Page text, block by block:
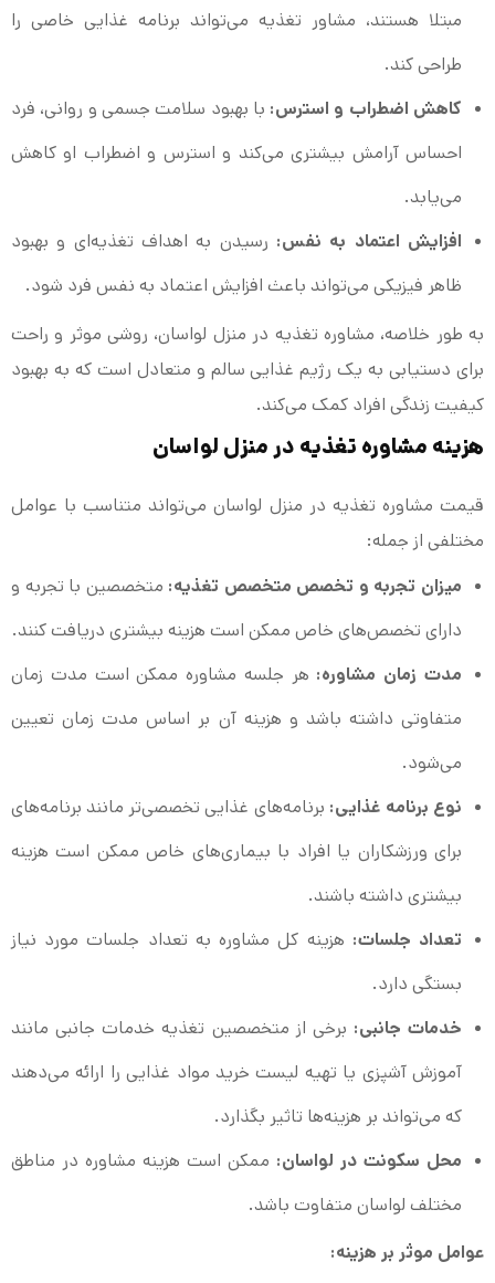
مبتلا هستند، مشاور تغذیه می‌تواند برنامه غذایی خاصی را
طراحی کند.
کاهش اضطراب و استرس:با بهبود سلامت جسمی و روانی، فرد
احساس آرامش بیشتری می‌کند و استرس و اضطراب او کاهش
می‌یابد.
افزایش اعتماد به نفس:رسیدن به اهداف تغذیه‌ای و بهبود
ظاهر فیزیکی می‌تواند باعث افزایش اعتماد به نفس فرد شود.
به طور خلاصه، مشاوره تغذیه در منزل لواسان، روشی موثر و راحت
برای دستیابی به یک رژیم غذایی سالم و متعادل است که به بهبود
کیفیت زندگی افراد کمک می‌کند.
هزینه مشاوره تغذیه در منزل لواسان
قیمت مشاوره تغذیه در منزل لواسان می‌تواند متناسب با عوامل
مختلفی از جمله:
میزان تجربه و تخصص متخصص تغذیه:متخصصین با تجربه و
دارای تخصص‌های خاص ممکن است هزینه بیشتری دریافت کنند.
مدت زمان مشاوره:هر جلسه مشاوره ممکن است مدت زمان
متفاوتی داشته باشد و هزینه آن بر اساس مدت زمان تعیین
می‌شود.
نوع برنامه غذایی:برنامه‌های غذایی تخصصی‌تر مانند برنامه‌های
برای ورزشکاران یا افراد با بیماری‌های خاص ممکن است هزینه
بیشتری داشته باشند.
تعداد جلسات:هزینه کل مشاوره به تعداد جلسات مورد نیاز
بستگی دارد.
خدمات جانبی:برخی از متخصصین تغذیه خدمات جانبی مانند
آموزش آشپزی یا تهیه لیست خرید مواد غذایی را ارائه می‌دهند
که می‌تواند بر هزینه‌ها تاثیر بگذارد.
محل سکونت در لواسان:ممکن است هزینه مشاوره در مناطق
مختلف لواسان متفاوت باشد.
عوامل موثر بر هزینه: